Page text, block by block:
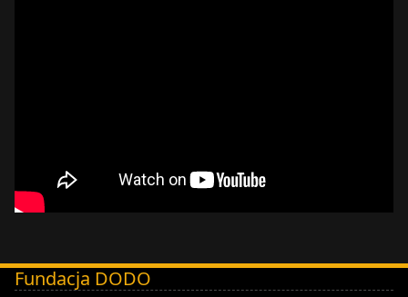
Fundacja DODO